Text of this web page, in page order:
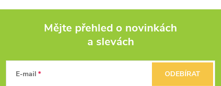
Mějte přehled o novinkách
a slevách
E-mail ODEBÍRAT